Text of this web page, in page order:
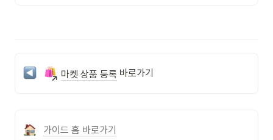
마켓 상품 등록 바로가기
가이드 홈 바로가기